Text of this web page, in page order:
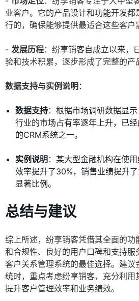
业客户。它的产品设计和功能开发
行的，确保能够提供最适合这些客户
- 发展历程：纷享销客自成立以来，
验和技术积累，逐步形成了完整的产
数据支持与实例说明 ：
数据支持：根据市场调研数据显
行业的市场占有率逐年上升，已
的CRM系统之一。
实例说明 ：某大型金融机构在使
效率提升了30%，销售业绩提升
显著比例。
总结与建议
综上所述，纷享销客凭借其全面的功
和合规性、良好的用户口碑和支持服
客户关系管理系统的最佳选择。建议
统时，重点考虑纷享销客，充分利用
提升客户管理效率和业务绩效。